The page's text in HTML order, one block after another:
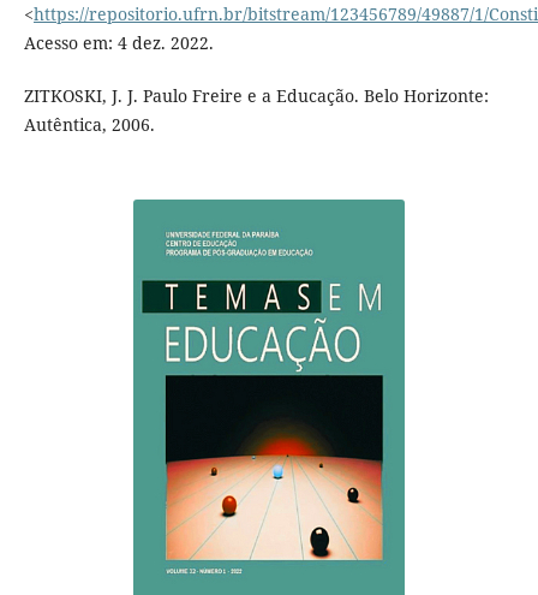
<https://repositorio.ufrn.br/bitstream/123456789/49887/1/
Acesso em: 4 dez. 2022.
ZITKOSKI, J. J. Paulo Freire e a Educação. Belo Horizonte:
Autêntica, 2006.